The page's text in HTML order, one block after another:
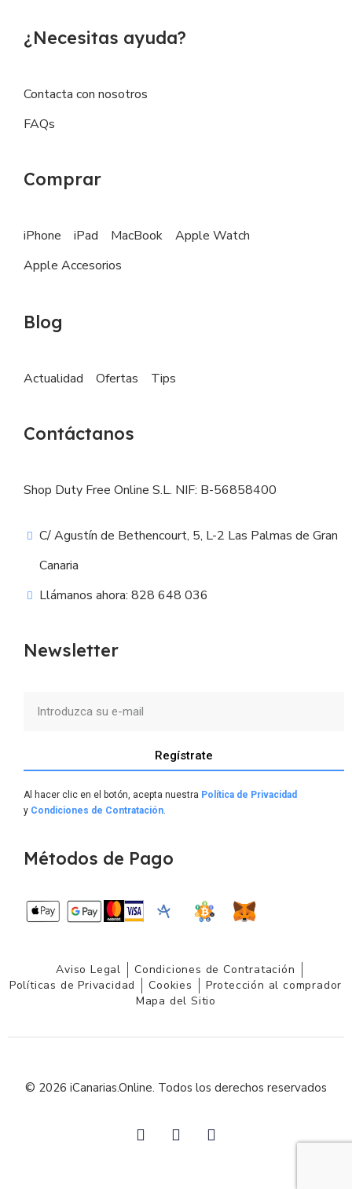
¿Necesitas ayuda?
Contacta con nosotros
FAQs
Comprar
iPhone iPad MacBook
Apple Watch
Apple Accesorios
Blog
Actualidad Ofertas Tips
Contáctanos
Shop Duty Free Online S.L. NIF: B-56858400
C/ Agustín de Bethencourt, 5, L-2 Las Palmas de Gran
Canaria
Llámanos ahora: 828 648 036
Newsletter
Regístrate
Al hacer clic en el botón, acepta nuestra Política de Privacidad
y Condiciones de Contratación.
Métodos de Pago
Aviso Legal
Condiciones de Contratación
Políticas de Privacidad
Cookies
Protección al comprador
Mapa del Sitio
© 2026 iCanarias.Online. Todos los derechos reservados